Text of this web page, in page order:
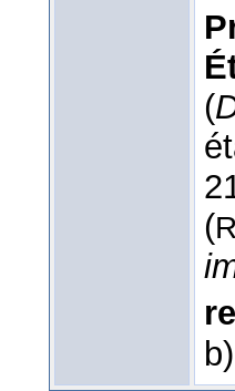
(
(